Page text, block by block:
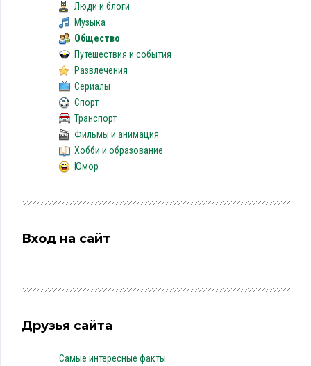
Люди и блоги
Музыка
Общество
Путешествия и события
Развлечения
Сериалы
Спорт
Транспорт
Фильмы и анимация
Хобби и образование
Юмор
Вход на сайт
Друзья сайта
Самые интересные факты